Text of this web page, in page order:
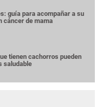
guía para acompañar a su
cáncer de mama
tienen cachorros pueden
saludable